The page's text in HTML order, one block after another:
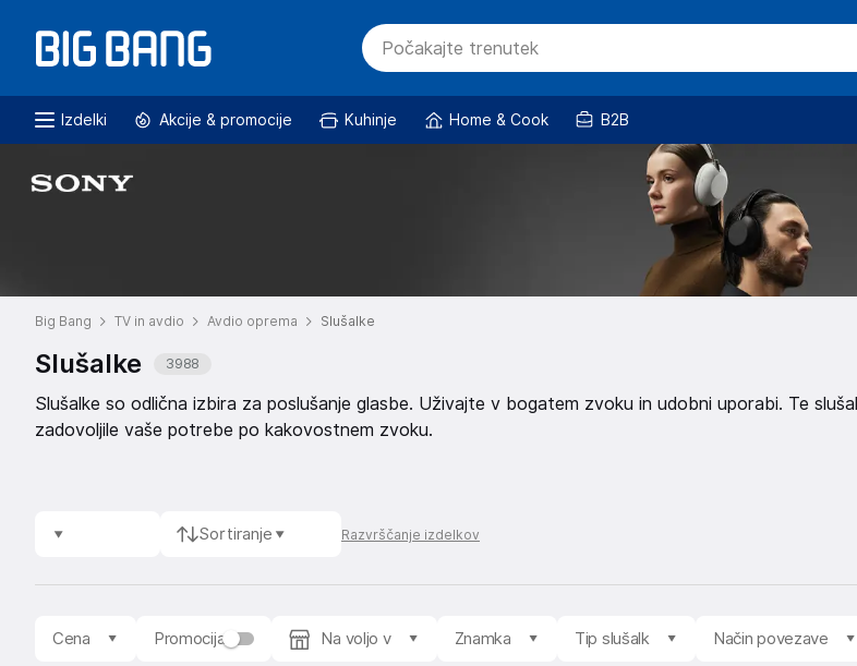
Izdelki Akcije & promocije Kuhinje Home & Cook B2B
Big Bang TV in avdio Avdio oprema Slušalke
Slušalke 3988
Slušalke so odlična izbira za poslušanje glasbe. Uživajte v bogatem zvoku in udobni uporabi. Te
zadovoljile vaše potrebe po kakovostnem zvoku.
Sortiranje Razvrščanje izdelkov
Cena Promocija Na voljo v Znamka Tip slušalk Način povezave